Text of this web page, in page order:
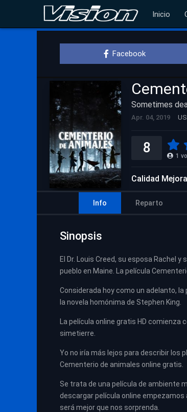
Inicio
Facebook
Sometimes
Apr. 04, 2019
8 1
Calidad
Info Reparto
Sinopsis
El Dr. Louis Creed, su esposa Rachel
pueblo en Maine. La película
Considerada hoy como un adelanto,
la novela homónima de Stephen King.
La película online gratis HD
simetierre.
Yo no iría más lejos para describir los
Cementerio de animales online gratis.
Se trata de una película de ambiente
descargar película online
será mejor que nos sorprenda.